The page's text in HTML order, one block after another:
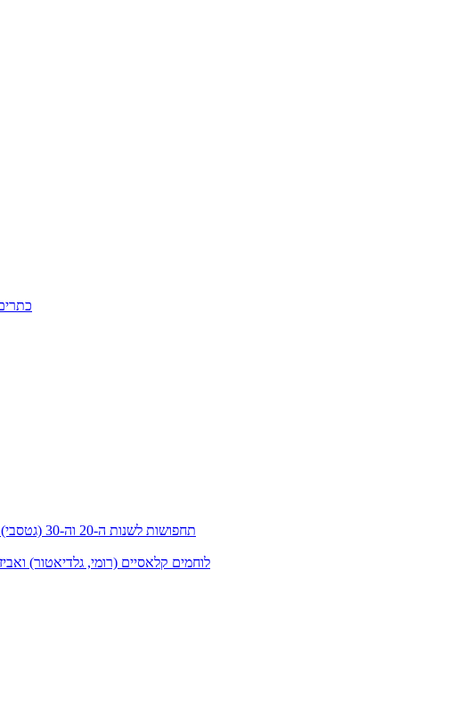
תחפושות לשנות ה-20 וה-30 (גטסבי)
לוחמים קלאסיים (רומי, גלדיאטור)